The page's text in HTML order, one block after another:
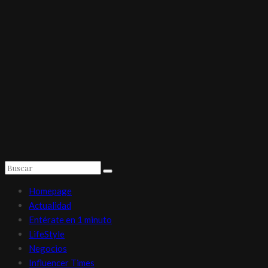
Homepage
Actualidad
Entérate en 1 minuto
LifeStyle
Negocios
Influencer Times